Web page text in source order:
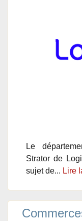
Le
Strator de
sujet de... Lire